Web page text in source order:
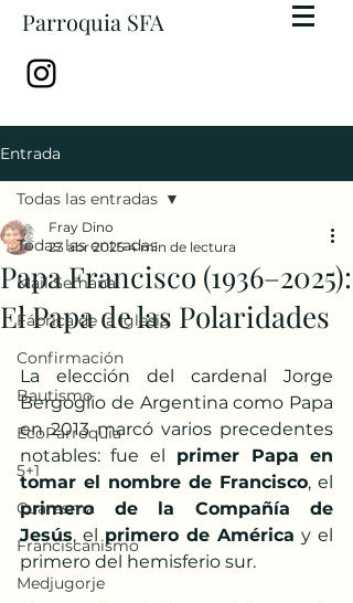
Parroquia SFA
Entrada
Todas las entradas
Mail Semanal
Fábrica de la Iglesia
Confirmación
Bautismo
EcoParroquia
5+1
Cuaresma
Franciscanismo
Medjugorje
Todas las entradas
Papa Francisco (1936–2025):
El Papa de las Polaridades
Fray Dino
23 abr 2025 4 min de lectura
La elección del cardenal Jorge
Bergoglio de Argentina como Papa
en 2013 marcó varios precedentes
notables: fue el primer Papa en
tomar el nombre de Francisco
primero de la Compañía de
Jesús, el primero de América y el
primero del hemisferio sur.​